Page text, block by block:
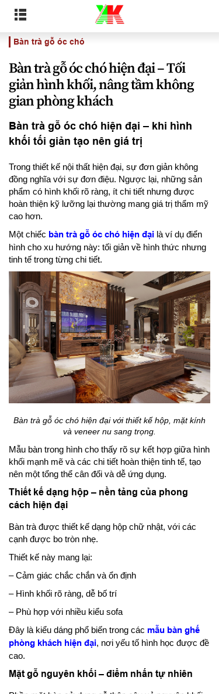
Bàn trà gỗ óc chó
Bàn trà gỗ óc chó hiện đại – Tối
giản hình khối, nâng tầm không
gian phòng khách
Bàn trà gỗ óc chó hiện đại – khi hình
khối tối giản tạo nên giá trị
Trong thiết kế nội thất hiện đại, sự đơn giản không
đồng nghĩa với sự đơn điệu. Ngược lại, những sản
phẩm có hình khối rõ ràng, ít chi tiết nhưng được
hoàn thiện kỹ lưỡng lại thường mang giá trị thẩm mỹ
cao hơn.
Một chiếc bàn trà gỗ óc chó hiện đại là ví dụ điển
hình cho xu hướng này: tối giản về hình thức nhưng
tinh tế trong từng chi tiết.
Bàn trà gỗ óc chó hiện đại với thiết kế hộp, mặt kính
và veneer nu sang trọng.
Mẫu bàn trong hình cho thấy rõ sự kết hợp giữa hình
khối mạnh mẽ và các chi tiết hoàn thiện tinh tế, tạo
nên một tổng thể cân đối và dễ ứng dụng.
Thiết kế dạng hộp – nền tảng của phong
cách hiện đại
Bàn trà được thiết kế dạng hộp chữ nhật, với các
cạnh được bo tròn nhẹ.
Thiết kế này mang lại:
– Cảm giác chắc chắn và ổn định
– Hình khối rõ ràng, dễ bố trí
– Phù hợp với nhiều kiểu sofa
Đây là kiểu dáng phổ biến trong các mẫu bàn ghế
phòng khách hiện đại, nơi yếu tố hình học được đề
cao.
Mặt gỗ nguyên khối – điểm nhấn tự nhiên